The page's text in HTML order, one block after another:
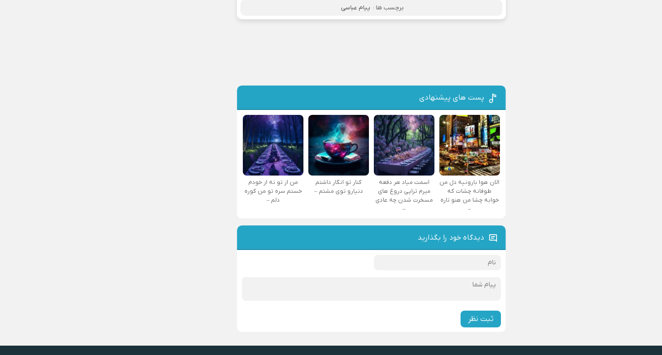
برچسب ها : پیام عباسی
پست های پیشنهادی
الان هوا بارونیه دل من
طوفانه چشات که
خوابه چشا من هنو تاره
–
اسمت میاد هر دفعه
میرم تراپی دروغ‌ های
مسخرت شدن چه عادی
–
کنار تو انگار داشتم
دنیارو توی مشتم –
من از تو نه از خودم
خستم سره تو من کوره
دلم –
دیدگاه خود را بگذارید
ثبت نظر